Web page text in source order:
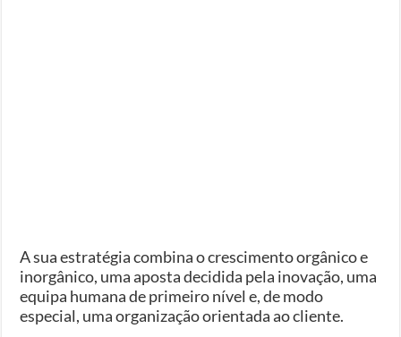
A sua estratégia combina o crescimento orgânico e
inorgânico, uma aposta decidida pela inovação, uma
equipa humana de primeiro nível e, de modo
especial, uma organização orientada ao cliente.